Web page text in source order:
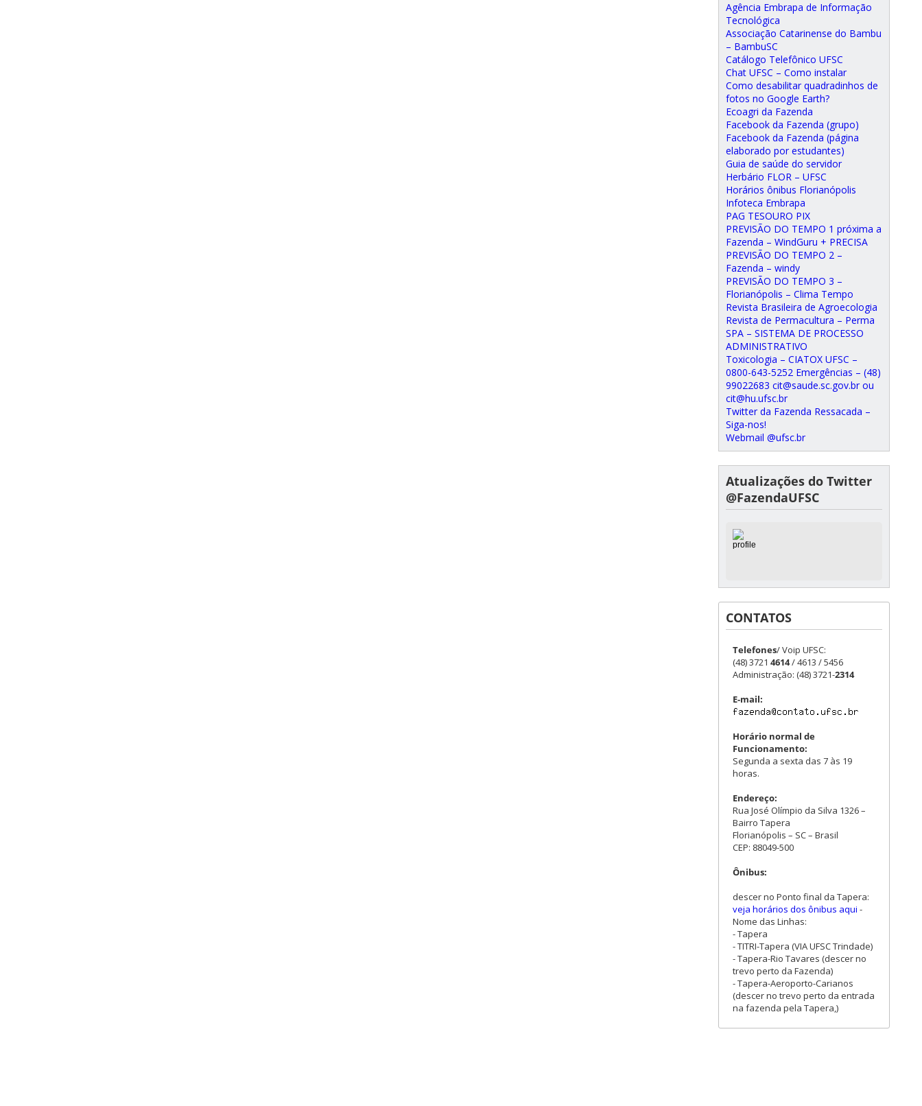
Agência Embrapa de Informação
Tecnológica
Associação Catarinense do Bambu
– BambuSC
Catálogo Telefônico UFSC
Chat UFSC – Como instalar
Como desabilitar quadradinhos de
fotos no Google Earth?
Ecoagri da Fazenda
Facebook da Fazenda (grupo)
Facebook da Fazenda (página
elaborado por estudantes)
Guia de saúde do servidor
Herbário FLOR – UFSC
Horários ônibus Florianópolis
Infoteca Embrapa
PAG TESOURO PIX
PREVISÃO DO TEMPO 1 próxima a
Fazenda – WindGuru + PRECISA
PREVISÃO DO TEMPO 2 –
Fazenda – windy
PREVISÃO DO TEMPO 3 –
Florianópolis – Clima Tempo
Revista Brasileira de Agroecologia
Revista de Permacultura – Perma
SPA – SISTEMA DE PROCESSO
ADMINISTRATIVO
Toxicologia – CIATOX UFSC –
0800-643-5252 Emergências – (48)
99022683 cit@saude.sc.gov.br ou
cit@hu.ufsc.br
Twitter da Fazenda Ressacada –
Siga-nos!
Webmail @ufsc.br
Atualizações do Twitter
@FazendaUFSC
CONTATOS
Telefones/ Voip UFSC:
(48) 3721 4614/ 4613 / 5456
Administração: (48) 3721-2314
E-mail:
Horário normal de
Funcionamento:
Segunda a sexta das 7 às 19
horas.
Endereço:
Rua José Olímpio da Silva 1326 –
Bairro Tapera
Florianópolis – SC – Brasil
CEP: 88049-500
Ônibus:
descer no Ponto final da Tapera:
veja horários dos ônibus aqui -
Nome das Linhas:
- Tapera
- TITRI-Tapera (VIA UFSC Trindade)
- Tapera-Rio Tavares (descer no
trevo perto da Fazenda)
- Tapera-Aeroporto-Carianos
(descer no trevo perto da entrada
na fazenda pela Tapera,)